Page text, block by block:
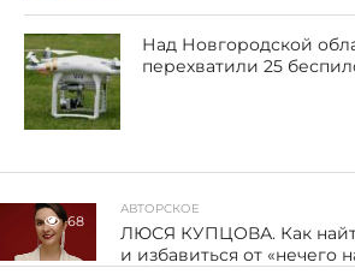
Над Новгородской
перехватили 25
68
АВТОРСКОЕ
ЛЮСЯ КУПЦОВА. Как
и избавиться от «нечего